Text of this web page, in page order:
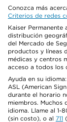
Conozca más
Criterios de redes
Kaiser Permanente
distribución
del Mercado de
productos y líneas
médicas y centros
acceso a todos los
Ayuda en su
ASL (American
durante el horario
miembros. Muchos
idioma. Llame al
(sin costo), o al 711